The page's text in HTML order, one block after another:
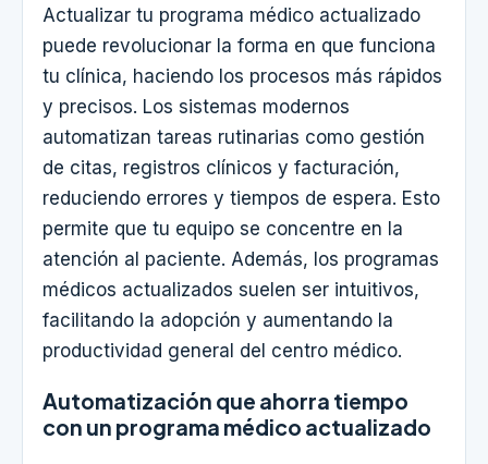
Actualizar tu programa médico actualizado
puede revolucionar la forma en que funciona
tu clínica, haciendo los procesos más rápidos
y precisos. Los sistemas modernos
automatizan tareas rutinarias como gestión
de citas, registros clínicos y facturación,
reduciendo errores y tiempos de espera. Esto
permite que tu equipo se concentre en la
atención al paciente. Además, los programas
médicos actualizados suelen ser intuitivos,
facilitando la adopción y aumentando la
productividad general del centro médico.
Automatización que ahorra tiempo
con un programa médico actualizado